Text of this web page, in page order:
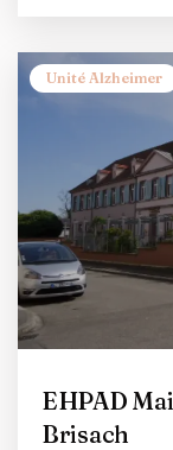
Unité Alzheimer
EHPAD
Brisach